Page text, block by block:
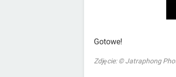
Gotowe!
Zdjęcie: © Jatraphong